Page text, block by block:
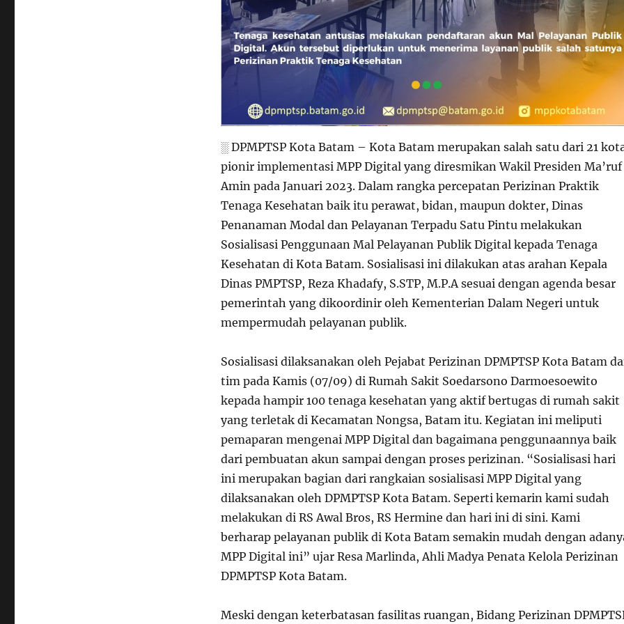
░ DPMPTSP Kota Batam – Kota Batam merupakan salah satu dari 21
pionir implementasi MPP Digital yang diresmikan Wakil Presiden Ma’ruf
Amin pada Januari 2023. Dalam rangka percepatan Perizinan Praktik
Tenaga Kesehatan baik itu perawat, bidan, maupun dokter, Dinas
Penanaman Modal dan Pelayanan Terpadu Satu Pintu melakukan
Sosialisasi Penggunaan Mal Pelayanan Publik Digital kepada Tenaga
Kesehatan di Kota Batam. Sosialisasi ini dilakukan atas arahan Kepala
Dinas PMPTSP, Reza Khadafy, S.STP, M.P.A sesuai dengan agenda besar
pemerintah yang dikoordinir oleh Kementerian Dalam Negeri untuk
mempermudah pelayanan publik.
Sosialisasi dilaksanakan oleh Pejabat Perizinan DPMPTSP Kota Batam
tim pada Kamis (07/09) di Rumah Sakit Soedarsono Darmoesoewito
kepada hampir 100 tenaga kesehatan yang aktif bertugas di rumah sakit
yang terletak di Kecamatan Nongsa, Batam itu. Kegiatan ini meliputi
pemaparan mengenai MPP Digital dan bagaimana penggunaannya baik
dari pembuatan akun sampai dengan proses perizinan. “Sosialisasi hari
ini merupakan bagian dari rangkaian sosialisasi MPP Digital yang
dilaksanakan oleh DPMPTSP Kota Batam. Seperti kemarin kami sudah
melakukan di RS Awal Bros, RS Hermine dan hari ini di sini. Kami
berharap pelayanan publik di Kota Batam semakin mudah dengan
MPP Digital ini” ujar Resa Marlinda, Ahli Madya Penata Kelola Perizinan
DPMPTSP Kota Batam.
Meski dengan keterbatasan fasilitas ruangan, Bidang Perizinan